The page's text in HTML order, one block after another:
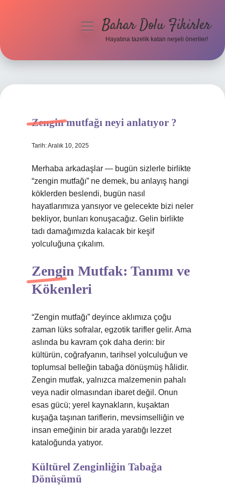
Hakkımızda
menüyüBahar Dolu Fikirler
Hayatına tazelik katan neşeli öneriler!
Zengin mutfağı neyi anlatıyor ?
Tarih: Aralık 10, 2025
Merhaba arkadaşlar — bugün sizlerle birlikte
“zengin mutfağı” ne demek, bu anlayış hangi
köklerden beslendi, bugün nasıl
hayatlarımıza yansıyor ve gelecekte bizi neler
bekliyor, bunları konuşacağız. Gelin birlikte
tadı damağımızda kalacak bir keşif
yolculuğuna çıkalım.
Zengin Mutfak: Tanımı ve
Kökenleri
“Zengin mutfağı” deyince aklımıza çoğu
zaman lüks sofralar, egzotik tarifler gelir. Ama
aslında bu kavram çok daha derin: bir
kültürün, coğrafyanın, tarihsel yolculuğun ve
toplumsal belleğin tabağa dönüşmüş hâlidir.
Zengin mutfak, yalnızca malzemenin pahalı
veya nadir olmasından ibaret değil. Onun
esas gücü; yerel kaynakların, kuşaktan
kuşağa taşınan tariflerin, mevsimselliğin ve
insan emeğinin bir arada yaratığı lezzet
kataloğunda yatıyor.
Kültürel Zenginliğin Tabağa
Dönüşümü